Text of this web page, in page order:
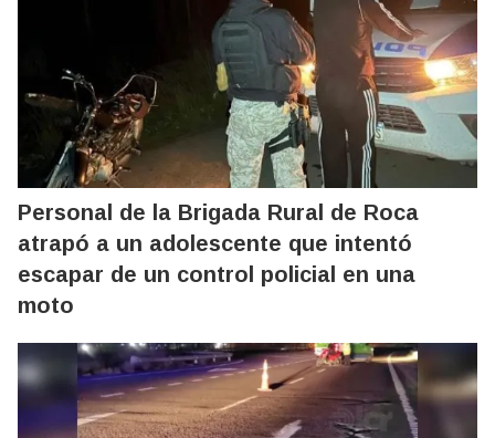
Personal de la Brigada Rural de Roca
atrapó a un adolescente que intentó
escapar de un control policial en una
moto